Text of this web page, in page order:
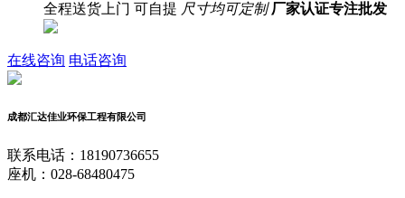
全程送货上门 可自提 尺寸均可定制 厂家认证专注批发
在线咨询 电话咨询
成都汇达佳业环保工程有限公司
联系电话：18190736655
座机：028-68480475